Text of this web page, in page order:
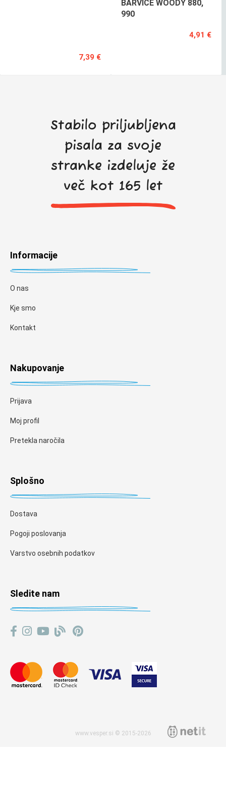
7,39 €
BARVICE WOODY 880,
990
4,91 €
Stabilo priljubljena
pisala za svoje
stranke izdeluje že
več kot 165 let
Informacije
O nas
Kje smo
Kontakt
Nakupovanje
Prijava
Moj profil
Pretekla naročila
Splošno
Dostava
Pogoji poslovanja
Varstvo osebnih podatkov
Sledite nam
www.vesper.si © 2015-2026